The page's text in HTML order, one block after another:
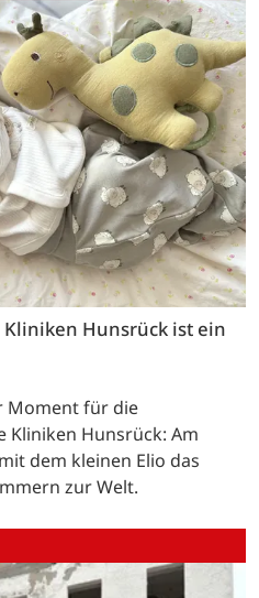
Hunsrück ist ein
Moment für die
Kliniken Hunsrück: Am
dem kleinen Elio das
zur Welt.